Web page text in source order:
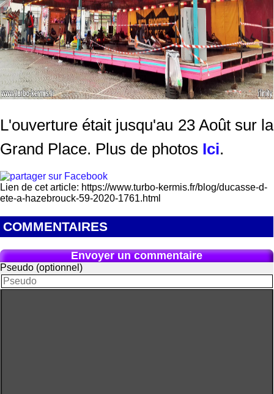
L'ouverture était jusqu'au 23 Août sur la
Grand Place. Plus de photos Ici.
Lien de cet article: https://www.turbo-kermis.fr/blog/ducasse-d-
ete-a-hazebrouck-59-2020-1761.html
COMMENTAIRES
Envoyer un commentaire
Pseudo (optionnel)